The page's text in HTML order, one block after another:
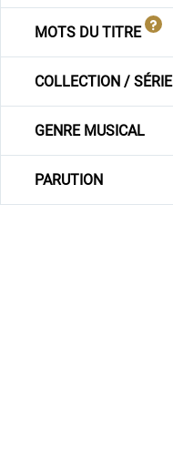
MOTS DU TITRE
COLLECTION / SÉRIE
GENRE MUSICAL
PARUTION